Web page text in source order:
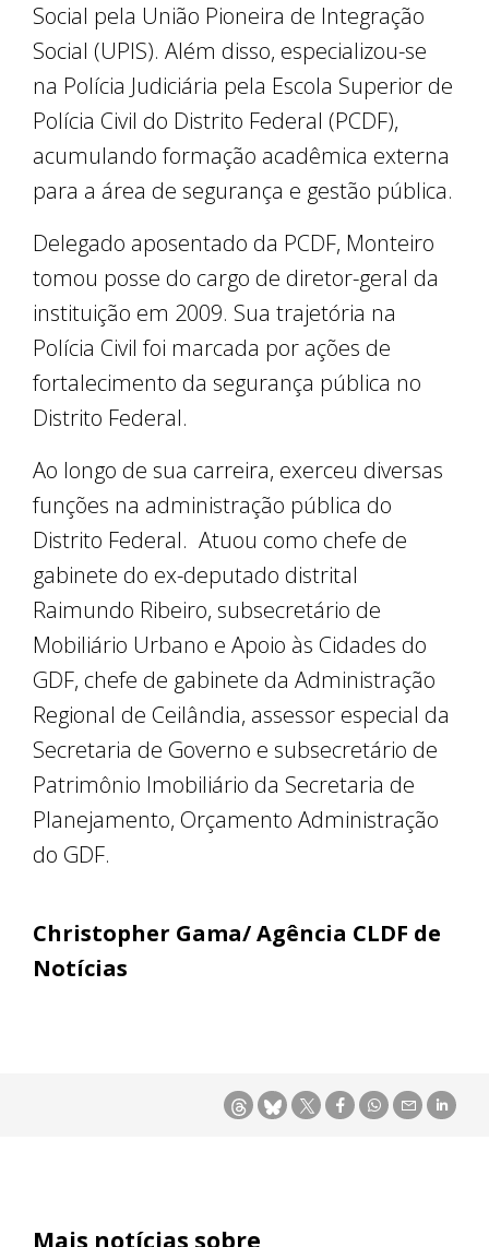
Social pela União Pioneira de Integração
Social (UPIS). Além disso, especializou-se
na Polícia Judiciária pela Escola Superior de
Polícia Civil do Distrito Federal (PCDF),
acumulando formação acadêmica externa
para a área de segurança e gestão pública.
Delegado aposentado da PCDF, Monteiro
tomou posse do cargo de diretor-geral da
instituição em 2009. Sua trajetória na
Polícia Civil foi marcada por ações de
fortalecimento da segurança pública no
Distrito Federal.
Ao longo de sua carreira, exerceu diversas
funções na administração pública do
Distrito Federal. Atuou como chefe de
gabinete do ex-deputado distrital
Raimundo Ribeiro, subsecretário de
Mobiliário Urbano e Apoio às Cidades do
GDF, chefe de gabinete da Administração
Regional de Ceilândia, assessor especial da
Secretaria de Governo e subsecretário de
Patrimônio Imobiliário da Secretaria de
Planejamento, Orçamento Administração
do GDF.
Christopher Gama/ Agência CLDF de
Notícias
Mais notícias sobre